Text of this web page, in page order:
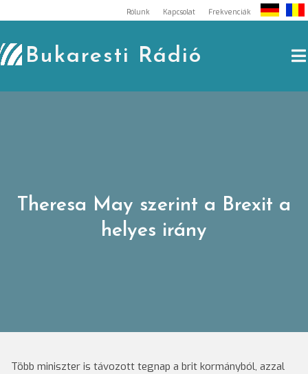
to
content
Rólunk Kapcsolat Frekvenciák
Bukaresti Rádió
Theresa May szerint a Brexit a
helyes irány
Több miniszter is távozott tegnap a brit kormányból, azzal